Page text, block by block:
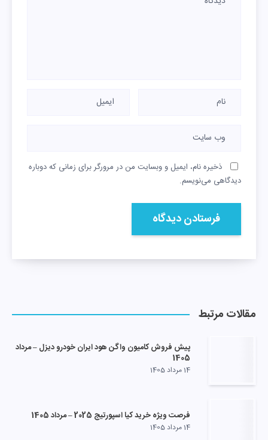
ذخیره نام، ایمیل و وبسایت من در مرورگر برای زمانی که دوباره
دیدگاهی می‌نویسم.
مقالات مرتبط
پیش فروش کامیون واگن هود ایران خودرو دیزل – مرداد
1405
14 مرداد 1405
فرصت ویژه خرید کیا اسپورتیج 2025 – مرداد 1405
14 مرداد 1405